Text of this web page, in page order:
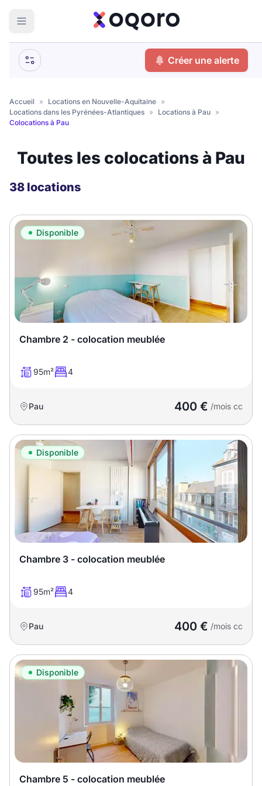
Votre
Que recherchez-vous ?
Meublé ?
Montant du loyer
T2 T3 T4
T7 T9
T10 T11 T12
T13 T14 T15
Superficie
Nombre de chambres
disponibles
chambres
disponibles
Espaces additionnels
recherche
Créer une alerte
Accueil » Locations en Nouvelle-Aquitaine »
Locations dans les Pyrénées-Atlantiques » Locations à Pau »
Colocations à Pau
Toutes les colocations à Pau
38 locations
Disponible
Chambre 2 - colocation meublée
95m² 4
Pau 400 € /mois cc
Disponible
Chambre 3 - colocation meublée
95m² 4
Pau 400 € /mois cc
Disponible
Chambre 5 - colocation meublée